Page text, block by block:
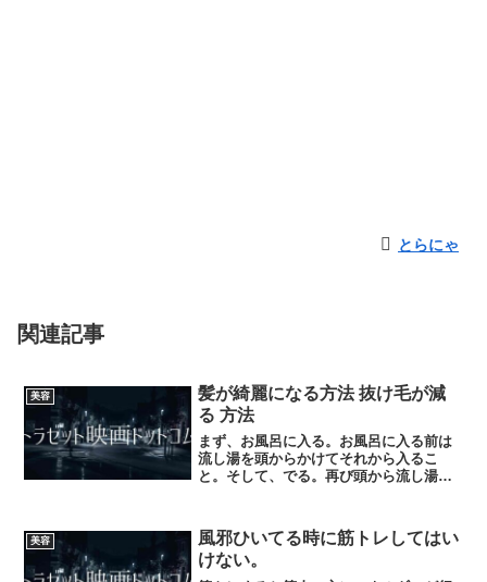
とらにゃ
関連記事
美容
髪が綺麗になる方法 抜け毛が減
る 方法
まず、お風呂に入る。お風呂に入る前は
流し湯を頭からかけてそれから入るこ
と。そして、でる。再び頭から流し湯を
に開き頭皮の毛穴の脂もキレイにおとせ
て結果、毛もツヤツヤに健康...
美容
風邪ひいてる時に筋トレしてはい
けない。